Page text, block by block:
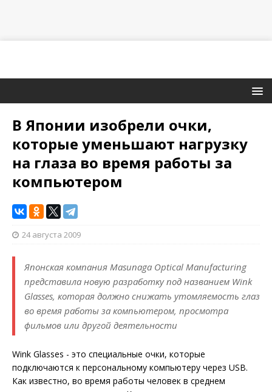
В Японии изобрели очки,
которые уменьшают нагрузку
на глаза во время работы за
компьютером
24 августа 2009
Японская компания Masunaga Optical Manufacturing
представила новую разработку под названием Wink
Glasses, которая должно снижать утомляемость глаз
во время работы за компьютером, просмотра
фильмов или другой деятельности
Wink Glasses - это специальные очки, которые
подключаются к персональному компьютеру через USB.
Как известно, во время работы человек в среднем